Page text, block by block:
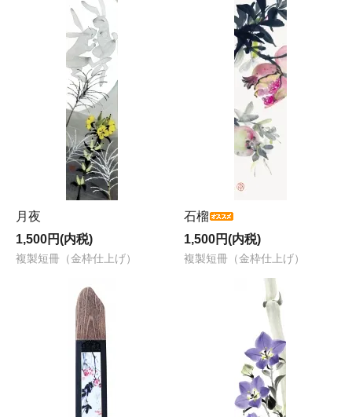
月夜
1,500円(内税)
複製短冊（金枠仕上げ）
石榴
1,500円(内税)
複製短冊（金枠仕上げ）